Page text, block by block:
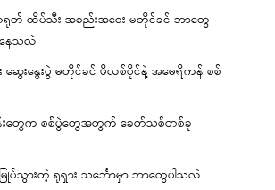
ရုတ် ထိပ်သီး အစည်းအဝေး မတိုင်ခင် ဘာတွေ
ေသလဲ
ဆွေးနွေးပွဲ မတိုင်ခင် ဖိလစ်ပိုင်နဲ့ အမေရိကန် စစ်
းတွေက စစ်ပွဲတွေအတွက် ခေတ်သစ်တစ်ခု
ြုပ်သွားတဲ့ ရုရှား သင်္ဘောမှာ ဘာတွေပါသလဲ